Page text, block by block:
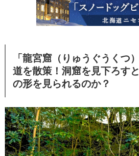
「龍宮窟（りゅうぐうくつ
道を散策！洞窟を見下ろす
の形を見られるのか？